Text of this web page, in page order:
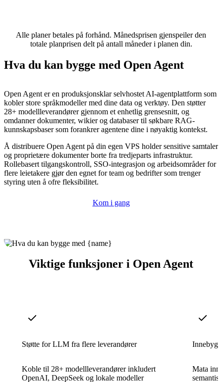
Alle planer betales på forhånd. Månedsprisen gjenspeiler den
totale planprisen delt på antall måneder i planen din.
Hva du kan bygge med Open Agent
Open Agent er en produksjonsklar selvhostet AI-agentplattform som
kobler store språkmodeller med dine data og verktøy. Den støtter
28+ modellleverandører gjennom et enhetlig grensesnitt, og
omdanner dokumenter, wikier og databaser til søkbare RAG-
kunnskapsbaser som forankrer agentene dine i nøyaktig kontekst.
Å distribuere Open Agent på din egen VPS holder sensitive samtaler
og proprietære dokumenter borte fra tredjeparts infrastruktur.
Rollebasert tilgangskontroll, SSO-integrasjon og arbeidsområder for
flere leietakere gjør den egnet for team og bedrifter som trenger
styring uten å ofre fleksibilitet.
Kom i gang
Viktige funksjoner i Open Agent
Støtte for LLM fra flere leverandører
Koble til 28+ modellleverandører inkludert
OpenAI, DeepSeek og lokale modeller
Mata inn